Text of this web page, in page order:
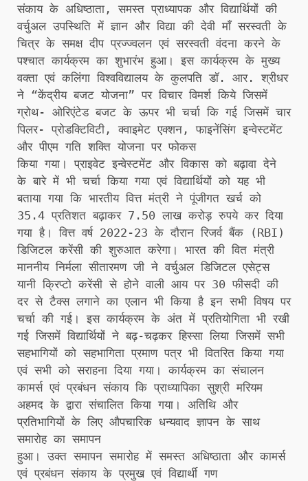
संकाय के अधिष्ठाता, समस्त प्राध्यापक और विद्यार्थियों की
वर्चुअल उपस्थिति में ज्ञान और विद्या की देवी माँ सरस्वती के
चित्र के समक्ष दीप प्रज्ज्वलन एवं सरस्वती वंदना करने के
पश्चात कार्यक्रम का शुभारंभ हुआ। इस कार्यक्रम के मुख्य
वक्ता एवं कलिंगा विश्वविद्यालय के कुलपति डॉ. आर. श्रीधर
ने “केंद्रीय बजट योजना” पर विचार विमर्श किये जिसमें
ग्रोथ- ओरिएंटेड बजट के ऊपर भी चर्चा कि गई जिसमें चार
पिलर- प्रोडक्टिविटी, क्वाइमेट एक्शन, फाइनेंसिंग इन्वेस्टमेंट
और पीएम गति शक्ति योजना पर फोकस
किया गया। प्राइवेट इन्वेस्टमेंट और विकास को बढ़ावा देने
के बारे में भी चर्चा किया गया एवं विद्यार्थियों को यह भी
बताया गया कि भारतीय वित्त मंत्री ने पूंजीगत खर्च को
35.4 प्रतिशत बढ़ाकर 7.50 लाख करोड़ रुपये कर दिया
गया है। वित्त वर्ष 2022-23 के दौरान रिजर्व बैंक (RBI)
डिजिटल करेंसी की शुरुआत करेगा। भारत की वित मंत्री
माननीय निर्मला सीतारमण जी ने वर्चुअल डिजिटल एसेट्स
यानी क्रिप्टो करेंसी से होने वाली आय पर 30 फीसदी की
दर से टैक्स लगाने का एलान भी किया है इन सभी विषय पर
चर्चा की गई। इस कार्यक्रम के अंत में प्रतियोगिता भी रखी
गई जिसमें विद्यार्थियों ने बढ़-चढ़कर हिस्सा लिया जिसमें सभी
सहभागियों को सहभागिता प्रमाण पत्र भी वितरित किया गया
एवं सभी को सराहना दिया गया। कार्यक्रम का संचालन
कामर्स एवं प्रबंधन संकाय कि प्राध्यापिका सुश्री मरियम
अहमद के द्वारा संचालित किया गया। अतिथि और
प्रतिभागियों के लिए औपचारिक धन्यवाद ज्ञापन के साथ
समारोह का समापन
हुआ। उक्त समापन समारोह में समस्त अधिष्ठाता और कामर्स
एवं प्रबंधन संकाय के प्रमुख एवं विद्यार्थी गण